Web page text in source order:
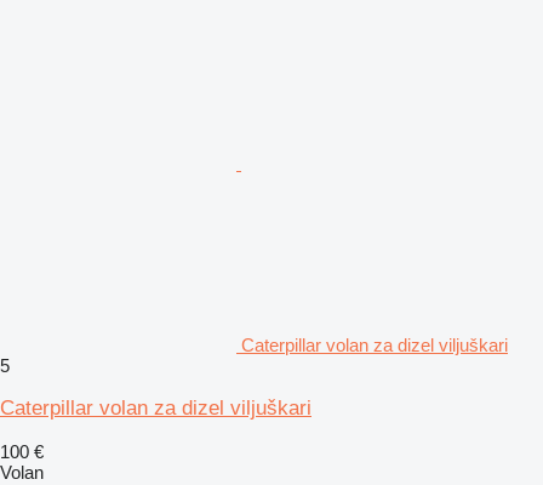
Caterpillar volan za dizel viljuškari
5
Caterpillar volan za dizel viljuškari
100 €
Volan